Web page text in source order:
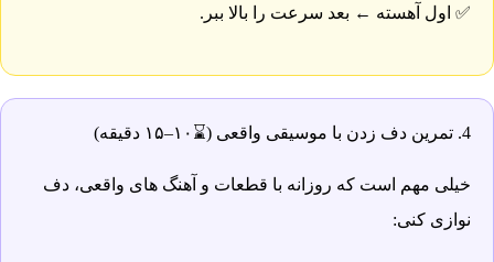
✅ اول آهسته ← بعد سرعت را بالا ببر.
4. تمرین دف زدن با موسیقی واقعی (⌛۱۰–۱۵ دقیقه)
خیلی مهم است که روزانه با قطعات و آهنگ های واقعی، دف
نوازی کنی: